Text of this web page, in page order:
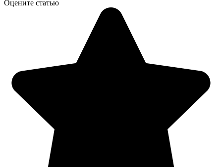
Оцените статью